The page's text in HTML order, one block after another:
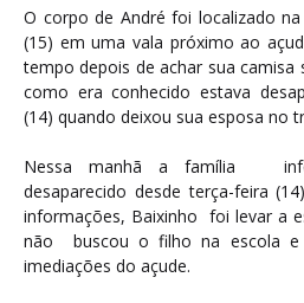
O corpo de André foi localizado
(15) em uma vala próximo ao
tempo depois de achar sua camisa
como era conhecido estava
(14) quando deixou sua esposa no
Nessa manhã a família
desaparecido desde terça-feira
informações, Baixinho foi levar a
não buscou o filho na escola
imediações do açude.